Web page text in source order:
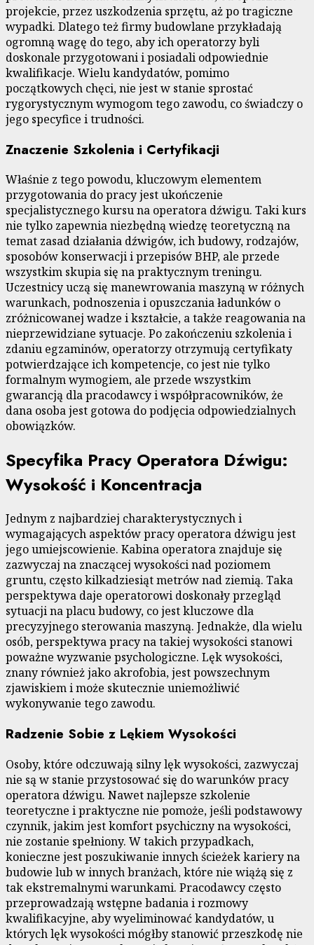
projekcie, przez uszkodzenia sprzętu, aż po tragiczne
wypadki. Dlatego też firmy budowlane przykładają
ogromną wagę do tego, aby ich operatorzy byli
doskonale przygotowani i posiadali odpowiednie
kwalifikacje. Wielu kandydatów, pomimo
początkowych chęci, nie jest w stanie sprostać
rygorystycznym wymogom tego zawodu, co świadczy o
jego specyfice i trudności.
Znaczenie Szkolenia i Certyfikacji
Właśnie z tego powodu, kluczowym elementem
przygotowania do pracy jest ukończenie
specjalistycznego kursu na operatora dźwigu. Taki kurs
nie tylko zapewnia niezbędną wiedzę teoretyczną na
temat zasad działania dźwigów, ich budowy, rodzajów,
sposobów konserwacji i przepisów BHP, ale przede
wszystkim skupia się na praktycznym treningu.
Uczestnicy uczą się manewrowania maszyną w różnych
warunkach, podnoszenia i opuszczania ładunków o
zróżnicowanej wadze i kształcie, a także reagowania na
nieprzewidziane sytuacje. Po zakończeniu szkolenia i
zdaniu egzaminów, operatorzy otrzymują certyfikaty
potwierdzające ich kompetencje, co jest nie tylko
formalnym wymogiem, ale przede wszystkim
gwarancją dla pracodawcy i współpracowników, że
dana osoba jest gotowa do podjęcia odpowiedzialnych
obowiązków.
Specyfika Pracy Operatora Dźwigu:
Wysokość i Koncentracja
Jednym z najbardziej charakterystycznych i
wymagających aspektów pracy operatora dźwigu jest
jego umiejscowienie. Kabina operatora znajduje się
zazwyczaj na znaczącej wysokości nad poziomem
gruntu, często kilkadziesiąt metrów nad ziemią. Taka
perspektywa daje operatorowi doskonały przegląd
sytuacji na placu budowy, co jest kluczowe dla
precyzyjnego sterowania maszyną. Jednakże, dla wielu
osób, perspektywa pracy na takiej wysokości stanowi
poważne wyzwanie psychologiczne. Lęk wysokości,
znany również jako akrofobia, jest powszechnym
zjawiskiem i może skutecznie uniemożliwić
wykonywanie tego zawodu.
Radzenie Sobie z Lękiem Wysokości
Osoby, które odczuwają silny lęk wysokości, zazwyczaj
nie są w stanie przystosować się do warunków pracy
operatora dźwigu. Nawet najlepsze szkolenie
teoretyczne i praktyczne nie pomoże, jeśli podstawowy
czynnik, jakim jest komfort psychiczny na wysokości,
nie zostanie spełniony. W takich przypadkach,
konieczne jest poszukiwanie innych ścieżek kariery na
budowie lub w innych branżach, które nie wiążą się z
tak ekstremalnymi warunkami. Pracodawcy często
przeprowadzają wstępne badania i rozmowy
kwalifikacyjne, aby wyeliminować kandydatów, u
których lęk wysokości mógłby stanowić przeszkodę nie